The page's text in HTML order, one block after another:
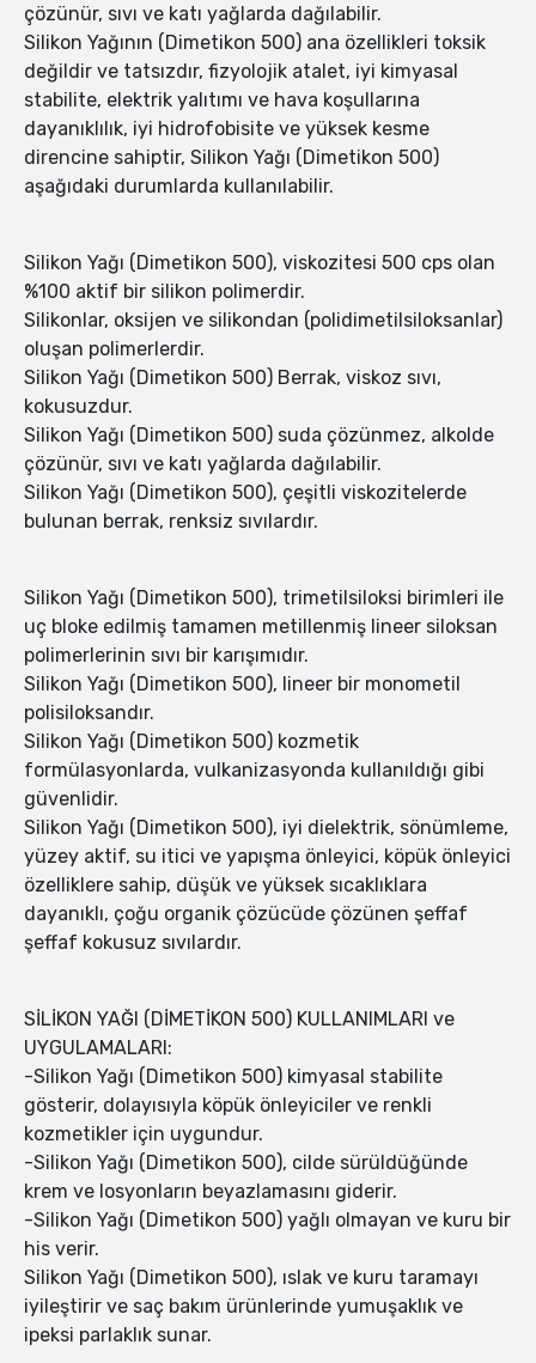
çözünür, sıvı ve katı yağlarda dağılabilir.
Silikon Yağının (Dimetikon 500) ana özellikleri toksik
değildir ve tatsızdır, fizyolojik atalet, iyi kimyasal
stabilite, elektrik yalıtımı ve hava koşullarına
dayanıklılık, iyi hidrofobisite ve yüksek kesme
direncine sahiptir, Silikon Yağı (Dimetikon 500)
aşağıdaki durumlarda kullanılabilir.
Silikon Yağı (Dimetikon 500), viskozitesi 500 cps olan
%100 aktif bir silikon polimerdir.
Silikonlar, oksijen ve silikondan (polidimetilsiloksanlar)
oluşan polimerlerdir.
Silikon Yağı (Dimetikon 500) Berrak, viskoz sıvı,
kokusuzdur.
Silikon Yağı (Dimetikon 500) suda çözünmez, alkolde
çözünür, sıvı ve katı yağlarda dağılabilir.
Silikon Yağı (Dimetikon 500), çeşitli viskozitelerde
bulunan berrak, renksiz sıvılardır.
Silikon Yağı (Dimetikon 500), trimetilsiloksi birimleri ile
uç bloke edilmiş tamamen metillenmiş lineer siloksan
polimerlerinin sıvı bir karışımıdır.
Silikon Yağı (Dimetikon 500), lineer bir monometil
polisiloksandır.
Silikon Yağı (Dimetikon 500) kozmetik
formülasyonlarda, vulkanizasyonda kullanıldığı gibi
güvenlidir.
Silikon Yağı (Dimetikon 500), iyi dielektrik, sönümleme,
yüzey aktif, su itici ve yapışma önleyici, köpük önleyici
özelliklere sahip, düşük ve yüksek sıcaklıklara
dayanıklı, çoğu organik çözücüde çözünen şeffaf
şeffaf kokusuz sıvılardır.
SİLİKON YAĞI (DİMETİKON 500) KULLANIMLARI ve
UYGULAMALARI:
-Silikon Yağı (Dimetikon 500) kimyasal stabilite
gösterir, dolayısıyla köpük önleyiciler ve renkli
kozmetikler için uygundur.
-Silikon Yağı (Dimetikon 500), cilde sürüldüğünde
krem ve losyonların beyazlamasını giderir.
-Silikon Yağı (Dimetikon 500) yağlı olmayan ve kuru bir
his verir.
Silikon Yağı (Dimetikon 500), ıslak ve kuru taramayı
iyileştirir ve saç bakım ürünlerinde yumuşaklık ve
ipeksi parlaklık sunar.